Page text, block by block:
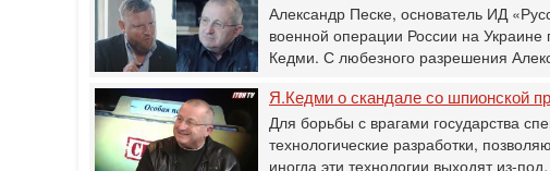
Александр Песке, основатель ИД
военной операции России на
Кедми. С любезного разрешения
Я.Кедми о скандале со шпионской
Для борьбы с врагами государства
технологические разработки,
иногда эти технологии выходят из-